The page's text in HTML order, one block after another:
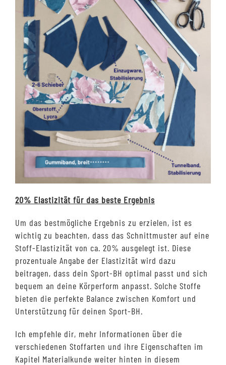
20% Elastizität für das beste Ergebnis
Um das bestmögliche Ergebnis zu erzielen, ist es
wichtig zu beachten, dass das Schnittmuster auf eine
Stoff-Elastizität von ca. 20% ausgelegt ist. Diese
prozentuale Angabe der Elastizität wird dazu
beitragen, dass dein Sport-BH optimal passt und sich
bequem an deine Körperform anpasst. Solche Stoffe
bieten die perfekte Balance zwischen Komfort und
Unterstützung für deinen Sport-BH.
Ich empfehle dir, mehr Informationen über die
verschiedenen Stoffarten und ihre Eigenschaften im
Kapitel Materialkunde weiter hinten in diesem